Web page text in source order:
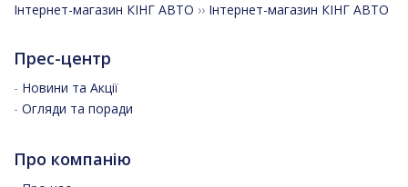
Інтернет-магазин КІНГ АВТО ›› Інтернет-магазин КІНГ АВТО
Прес-центр
- Новини та Акції
- Огляди та поради
Про компанію